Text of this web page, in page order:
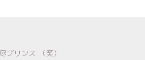
プリンス （笑）